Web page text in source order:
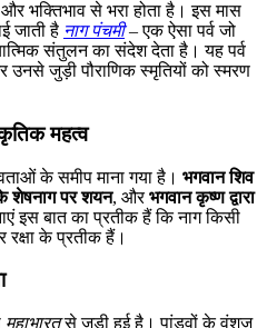
भक्तिभाव से भरा होता है। इस मास
जाती है नाग पंचमी– एक ऐसा पर्व जो
संतुलन का संदेश देता है। यह पर्व
उनसे जुड़ी पौराणिक स्मृतियों को स्मरण
महत्व
के समीप माना गया है। भगवान शिव
शेषनाग पर शयन, औरभगवान कृष्ण द्वारा
इस बात का प्रतीक हैं कि नाग किसी
के प्रतीक हैं।
महाभारतसे जुड़ी हुई है। पांडवों के वंशज